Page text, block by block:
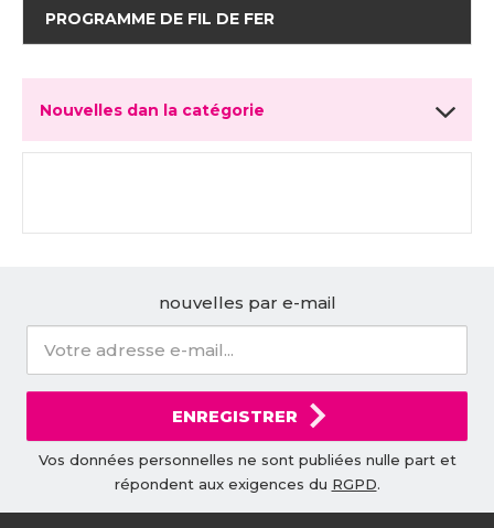
PROGRAMME DE FIL DE FER
Nouvelles dan la catégorie
nouvelles par e-mail
ENREGISTRER
Vos données personnelles ne sont publiées nulle part et
répondent aux exigences du RGPD.